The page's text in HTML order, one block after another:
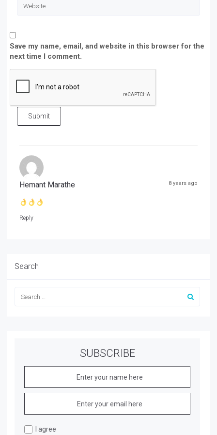
Save my name, email, and website in this browser for the
next time I comment.
Submit
Hemant Marathe 8 years ago
Reply
Search
SUBSCRIBE
I agree